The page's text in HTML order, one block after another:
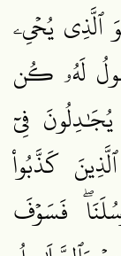
ٱلَّذِي يُحۡيِۦ
لَهُۥ كُن
يُجَٰدِلُونَ فِيٓ
ٱلَّذِينَ كَذَّبُواْ
فَسَوۡفَ